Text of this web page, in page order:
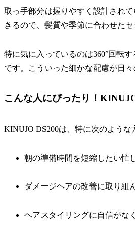
取っ手部分は握りやすく設計され
きるので、髪質や季節に合わせたセ
特に気に入っているのは360°回転
です。こういった細かな配慮が日
こんな人にぴったり！
KINUJO DS200は、特に次のような
朝の準備時間を短縮したい忙
ダメージヘアの改善に取り組
ヘアスタイリングに自信がな